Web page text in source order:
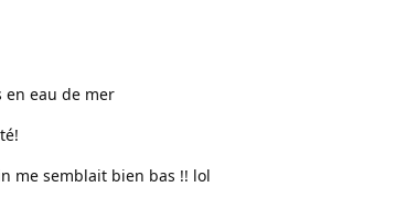
en eau de mer
me semblait bien bas !! lol